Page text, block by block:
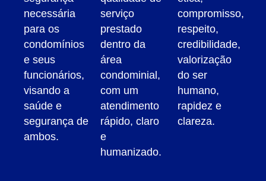
necessária
para os
condomínios
e seus
funcionários,
visando a
saúde e
segurança de
ambos.
serviço
prestado
dentro da
área
condominial,
com um
atendimento
rápido, claro
e
humanizado.
compromisso,
respeito,
credibilidade,
valorização
do ser
humano,
rapidez e
clareza.